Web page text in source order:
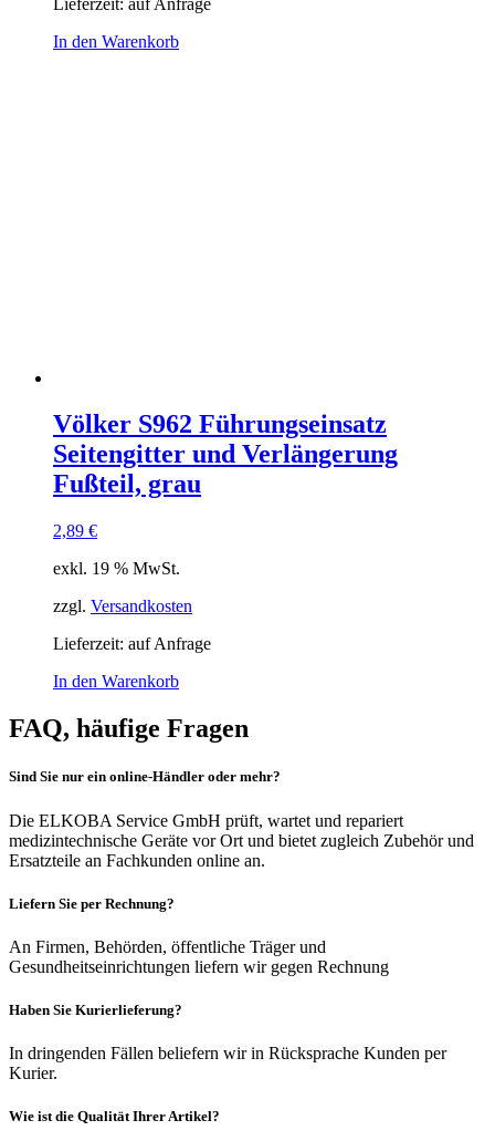
In den Warenkorb
Völker S962 Führungseinsatz
Seitengitter und Verlängerung
Fußteil, grau
2,89 €
exkl. 19 % MwSt.
zzgl. Versandkosten
Lieferzeit: auf Anfrage
In den Warenkorb
FAQ, häufige Fragen
Sind Sie nur ein online-Händler oder mehr?
Die ELKOBA Service GmbH prüft, wartet und repariert
medizintechnische Geräte vor Ort und bietet zugleich Zubehör und
Ersatzteile an Fachkunden online an.
Liefern Sie per Rechnung?
An Firmen, Behörden, öffentliche Träger und
Gesundheitseinrichtungen liefern wir gegen Rechnung
Haben Sie Kurierlieferung?
In dringenden Fällen beliefern wir in Rücksprache Kunden per
Kurier.
Wie ist die Qualität Ihrer Artikel?